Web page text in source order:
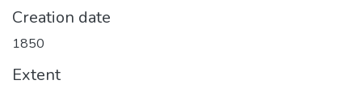
Creation date
1850
Extent